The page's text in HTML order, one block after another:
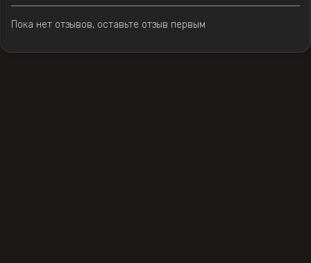
Пока нет отзывов, оставьте отзыв первым